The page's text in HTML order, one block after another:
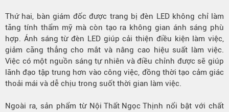
Thứ hai, bàn giám đốc được trang bị đèn LED không chỉ làm
tăng tính thẩm mỹ mà còn tạo ra không gian ánh sáng phù
hợp. Ánh sáng từ đèn LED giúp cải thiện điều kiện làm việc,
giảm căng thẳng cho mắt và nâng cao hiệu suất làm việc.
Việc có một nguồn sáng tự nhiên và điều chỉnh được sẽ giúp
lãnh đạo tập trung hơn vào công việc, đồng thời tạo cảm giác
thoải mái và dễ chịu trong suốt thời gian làm việc.
Ngoài ra, sản phẩm từ Nội Thất Ngọc Thịnh nổi bật với chất